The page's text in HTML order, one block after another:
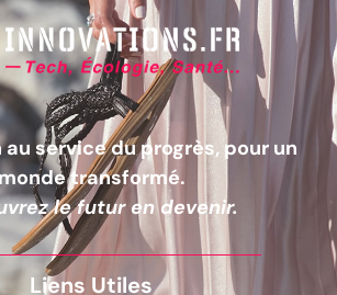
service du progrès, pour un
transformé.
le futur en devenir.
Liens Utiles